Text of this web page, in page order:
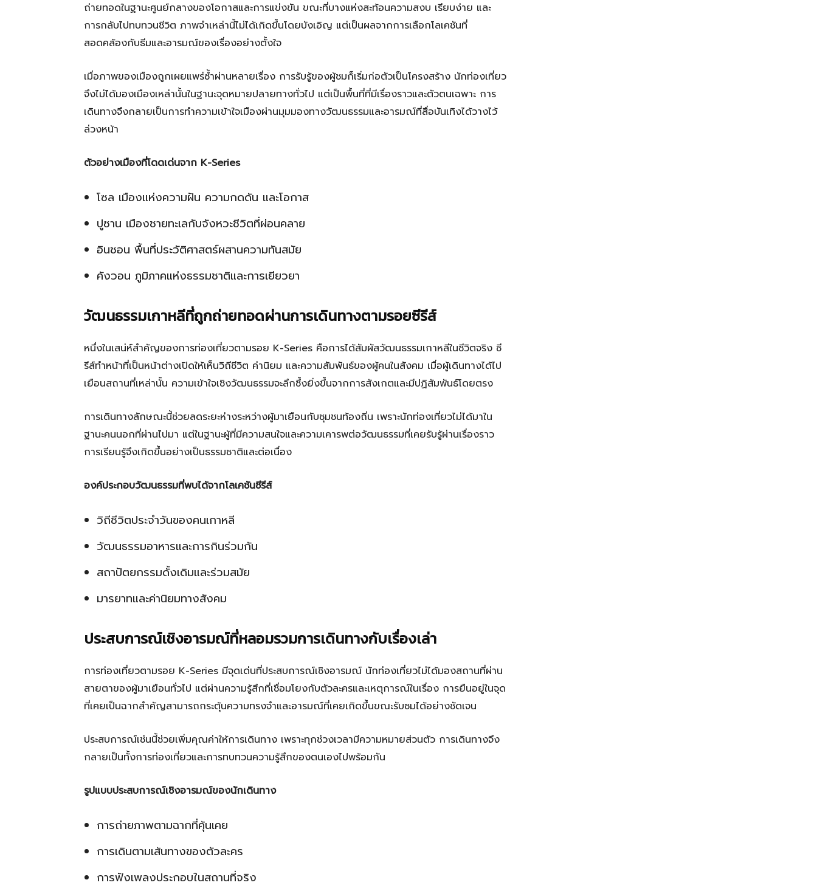
ถ่ายทอดในฐานะศูนย์กลางของโอกาสและการแข่งขัน ขณะที่บางแห่งสะท้อนความสงบ เรียบง่าย และ
การกลับไปทบทวนชีวิต ภาพจำเหล่านี้ไม่ได้เกิดขึ้นโดยบังเอิญ แต่เป็นผลจากการเลือกโลเคชันที่
สอดคล้องกับธีมและอารมณ์ของเรื่องอย่างตั้งใจ
เมื่อภาพของเมืองถูกเผยแพร่ซ้ำผ่านหลายเรื่อง การรับรู้ของผู้ชมก็เริ่มก่อตัวเป็นโครงสร้าง นักท่องเที่ยว
จึงไม่ได้มองเมืองเหล่านั้นในฐานะจุดหมายปลายทางทั่วไป แต่เป็นพื้นที่ที่มีเรื่องราวและตัวตนเฉพาะ การ
เดินทางจึงกลายเป็นการทำความเข้าใจเมืองผ่านมุมมองทางวัฒนธรรมและอารมณ์ที่สื่อบันเทิงได้วางไว้
ล่วงหน้า
ตัวอย่างเมืองที่โดดเด่นจาก K-Series
โซล เมืองแห่งความฝัน ความกดดัน และโอกาส
ปูซาน เมืองชายทะเลกับจังหวะชีวิตที่ผ่อนคลาย
อินชอน พื้นที่ประวัติศาสตร์ผสานความทันสมัย
คังวอน ภูมิภาคแห่งธรรมชาติและการเยียวยา
วัฒนธรรมเกาหลีที่ถูกถ่ายทอดผ่านการเดินทางตามรอยซีรีส์
หนึ่งในเสน่ห์สำคัญของการท่องเที่ยวตามรอย K-Series คือการได้สัมผัสวัฒนธรรมเกาหลีในชีวิตจริง ซี
รีส์ทำหน้าที่เป็นหน้าต่างเปิดให้เห็นวิถีชีวิต ค่านิยม และความสัมพันธ์ของผู้คนในสังคม เมื่อผู้เดินทางได้ไป
เยือนสถานที่เหล่านั้น ความเข้าใจเชิงวัฒนธรรมจะลึกซึ้งยิ่งขึ้นจากการสังเกตและมีปฏิสัมพันธ์โดยตรง
การเดินทางลักษณะนี้ช่วยลดระยะห่างระหว่างผู้มาเยือนกับชุมชนท้องถิ่น เพราะนักท่องเที่ยวไม่ได้มาใน
ฐานะคนนอกที่ผ่านไปมา แต่ในฐานะผู้ที่มีความสนใจและความเคารพต่อวัฒนธรรมที่เคยรับรู้ผ่านเรื่องราว
การเรียนรู้จึงเกิดขึ้นอย่างเป็นธรรมชาติและต่อเนื่อง
องค์ประกอบวัฒนธรรมที่พบได้จากโลเคชันซีรีส์
วิถีชีวิตประจำวันของคนเกาหลี
วัฒนธรรมอาหารและการกินร่วมกัน
สถาปัตยกรรมดั้งเดิมและร่วมสมัย
มารยาทและค่านิยมทางสังคม
ประสบการณ์เชิงอารมณ์ที่หลอมรวมการเดินทางกับเรื่องเล่า
การท่องเที่ยวตามรอย K-Series มีจุดเด่นที่ประสบการณ์เชิงอารมณ์ นักท่องเที่ยวไม่ได้มองสถานที่ผ่าน
สายตาของผู้มาเยือนทั่วไป แต่ผ่านความรู้สึกที่เชื่อมโยงกับตัวละครและเหตุการณ์ในเรื่อง การยืนอยู่ในจุด
ที่เคยเป็นฉากสำคัญสามารถกระตุ้นความทรงจำและอารมณ์ที่เคยเกิดขึ้นขณะรับชมได้อย่างชัดเจน
ประสบการณ์เช่นนี้ช่วยเพิ่มคุณค่าให้การเดินทาง เพราะทุกช่วงเวลามีความหมายส่วนตัว การเดินทางจึง
กลายเป็นทั้งการท่องเที่ยวและการทบทวนความรู้สึกของตนเองไปพร้อมกัน
รูปแบบประสบการณ์เชิงอารมณ์ของนักเดินทาง
การถ่ายภาพตามฉากที่คุ้นเคย
การเดินตามเส้นทางของตัวละคร
การฟังเพลงประกอบในสถานที่จริง